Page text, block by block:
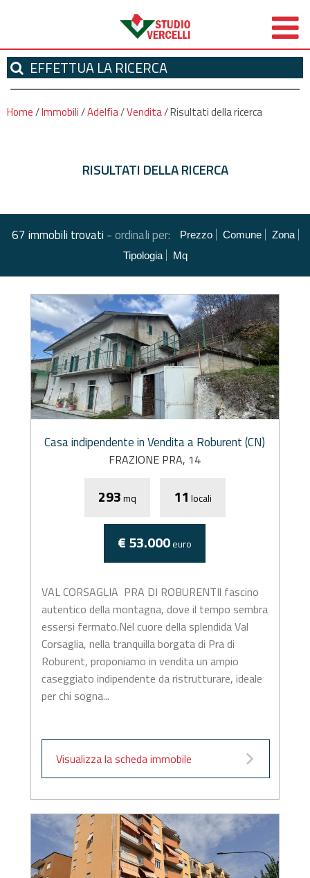
EFFETTUALA RICERCA
Home/Immobili/Adelfia/Vendita/Risultati della ricerca
RISULTATI DELLA RICERCA
67 immobili trovati -ordinali per: Prezzo Comune
Zona
Tipologia
Mq
Casa indipendente in Vendita a Roburent (CN)
FRAZIONE PRA, 14
293mq 11 locali
€ 53.000euro
VAL CORSAGLIA  PRA DI ROBURENTIl fascino
autentico della montagna, dove il tempo sembra
essersi fermato.Nel cuore della splendida Val
Corsaglia, nella tranquilla borgata di Pra di
Roburent, proponiamo in vendita un ampio
caseggiato indipendente da ristrutturare, ideale
per chi sogna...
Visualizza la scheda immobile